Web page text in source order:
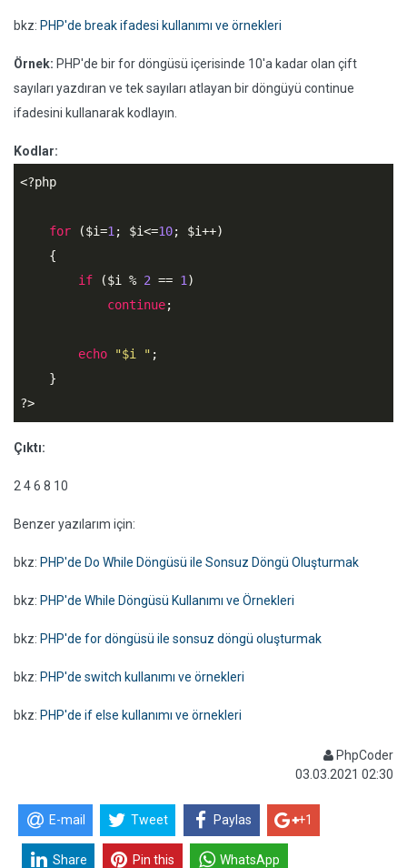
bkz: PHP'de break ifadesi kullanımı ve örnekleri
Örnek: PHP'de bir for döngüsü içerisinde 10'a kadar olan çift
sayıları yazdıran ve tek sayıları atlayan bir döngüyü continue
ifadesini kullanarak kodlayın.
Kodlar:
<?php
for ($i=1 ; $i<=10; $i++)
    {
if ($i % 2 == 1 )
continue;
echo "$i " ;
?>
Çıktı:
2 4 6 8 10
Benzer yazılarım için:
bkz: PHP'de Do While Döngüsü ile Sonsuz Döngü Oluşturmak
bkz: PHP'de While Döngüsü Kullanımı ve Örnekleri
bkz: PHP'de for döngüsü ile sonsuz döngü oluşturmak
bkz: PHP'de switch kullanımı ve örnekleri
bkz: PHP'de if else kullanımı ve örnekleri
PhpCoder
03.03.2021 02:30
E-mail Tweet Paylas +1
Share Pin this WhatsApp